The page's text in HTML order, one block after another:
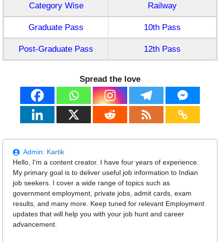
Category Wise Railway
Graduate Pass 10th Pass
Post-Graduate Pass 12th Pass
Spread the love
Admin: Kartik
Hello, I'm a content creator. I have four years of experience.
My primary goal is to deliver useful job information to Indian
job seekers. I cover a wide range of topics such as
government employment, private jobs, admit cards, exam
results, and many more. Keep tuned for relevant Employment
updates that will help you with your job hunt and career
advancement.